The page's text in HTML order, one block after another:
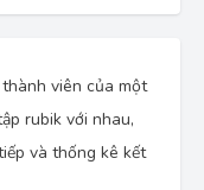
viên của một
rubik với nhau,
và thống kê kết